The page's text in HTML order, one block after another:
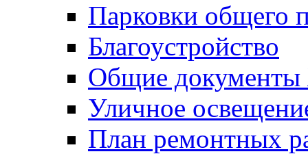
Парковки общего
Благоустройство
Общие
Уличное
План ремонтных